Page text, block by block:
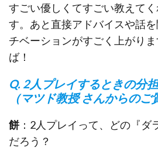
すごい優しくてすごい教えて
す。あと直接アドバイスや話
チベーションがすごく上がり
ば！
Q. 2人プレイするときの分
（マツド教授 さんからのご
餅 ：2人プレイって、どの『ダ
だろう？